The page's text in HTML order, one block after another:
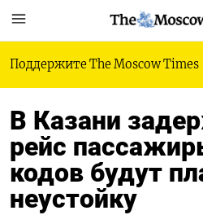
Поддержите The Moscow Times
В Казани
рейс
кодов будут
неустойку